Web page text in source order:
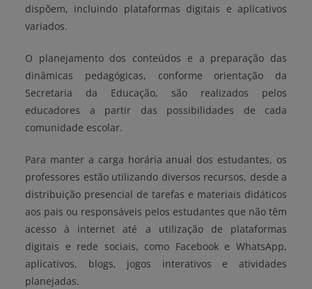
dispõem, incluindo plataformas digitais e aplicativos
variados.
O planejamento dos conteúdos e a preparação das
dinâmicas pedagógicas, conforme orientação da
Secretaria da Educação, são realizados pelos
educadores a partir das possibilidades de cada
comunidade escolar.
Para manter a carga horária anual dos estudantes, os
professores estão utilizando diversos recursos, desde a
distribuição presencial de tarefas e materiais didáticos
aos pais ou responsáveis pelos estudantes que não têm
acesso à internet até a utilização de plataformas
digitais e rede sociais, como Facebook e WhatsApp,
aplicativos, blogs, jogos interativos e atividades
planejadas.